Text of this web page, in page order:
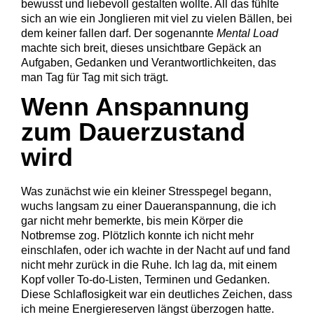
bewusst und liebevoll gestalten wollte. All das fühlte
sich an wie ein Jonglieren mit viel zu vielen Bällen, bei
dem keiner fallen darf. Der sogenannte Mental Load
machte sich breit, dieses unsichtbare Gepäck an
Aufgaben, Gedanken und Verantwortlichkeiten, das
man Tag für Tag mit sich trägt.
Wenn Anspannung
zum Dauerzustand
wird
Was zunächst wie ein kleiner Stresspegel begann,
wuchs langsam zu einer Daueranspannung, die ich
gar nicht mehr bemerkte, bis mein Körper die
Notbremse zog. Plötzlich konnte ich nicht mehr
einschlafen, oder ich wachte in der Nacht auf und fand
nicht mehr zurück in die Ruhe. Ich lag da, mit einem
Kopf voller To-do-Listen, Terminen und Gedanken.
Diese Schlaflosigkeit war ein deutliches Zeichen, dass
ich meine Energiereserven längst überzogen hatte.